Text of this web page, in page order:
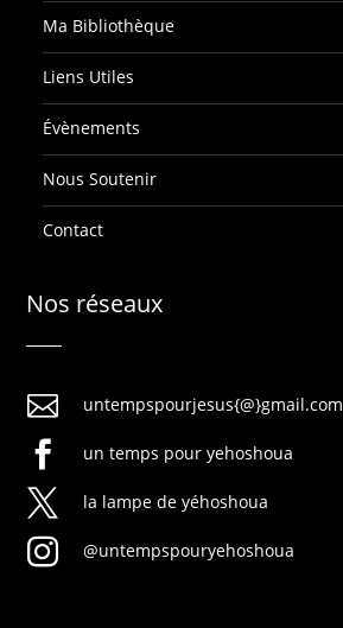
Ma Bibliothèque
Liens Utiles
Évènements
Nous Soutenir
Contact
Nos réseaux
 untempspourjesus{@}gmail.com
 un temps pour yehoshoua
 la lampe de yéhoshoua
 @untempspouryehoshoua